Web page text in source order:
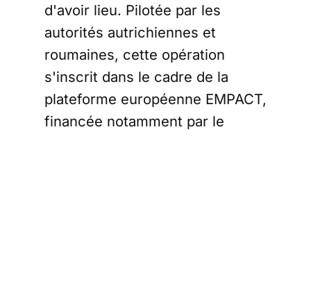
d'avoir lieu. Pilotée par les
autorités autrichiennes et
roumaines, cette opération
s'inscrit dans le cadre de la
plateforme européenne EMPACT,
financée notamment par le